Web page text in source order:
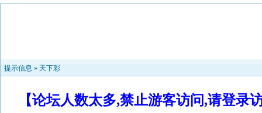
提示信息 » 天下彩
【论坛人数太多,禁止游客访问,请登